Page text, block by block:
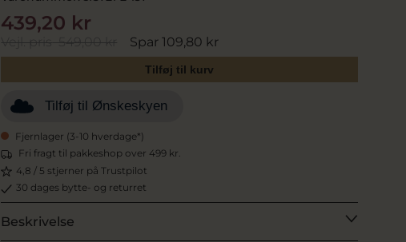
Vejl. pris549,00 kr Spar 109,80 kr
439,20 kr
Tilføj til kurv
Tilføj til Ønskeskyen
Fjernlager (3-10 hverdage*)
Fri fragt til pakkeshop over 499 kr.
4,8 / 5 stjerner på Trustpilot
30 dages bytte- og returret
Beskrivelse